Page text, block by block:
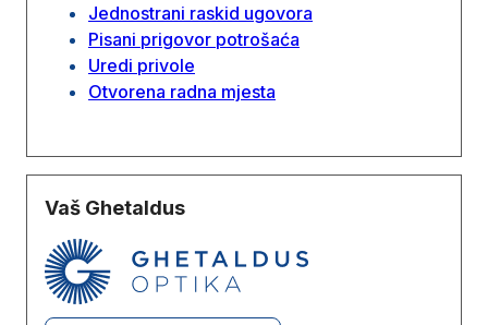
Jednostrani raskid ugovora
Pisani prigovor potrošaća
Uredi privole
Otvorena radna mjesta
Vaš Ghetaldus